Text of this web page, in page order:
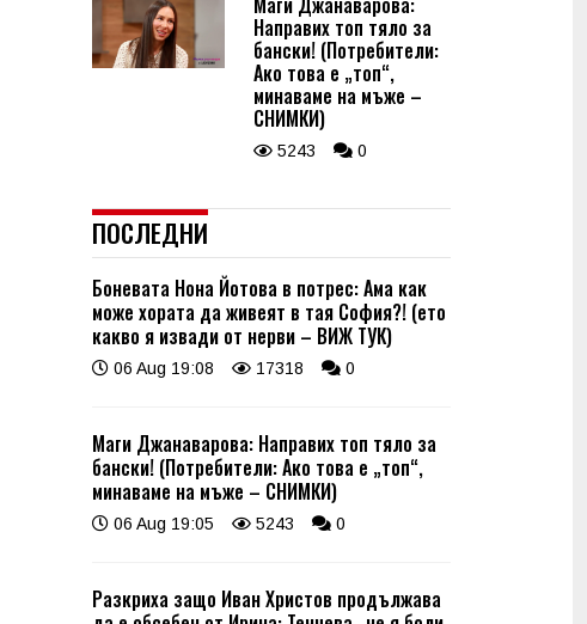
Направих топ тяло за
бански! (Потребители:
Ако това е „топ“,
минаваме на мъже –
СНИМКИ)
5243 0
ПОСЛЕДНИ
Боневата Нона Йотова в потрес: Ама как
може хората да живеят в тая София?! (ето
какво я извади от нерви – ВИЖ ТУК)
06 Aug 19:08 17318 0
Маги Джанаварова: Направих топ тяло за
бански! (Потребители: Ако това е „топ“,
минаваме на мъже – СНИМКИ)
06 Aug 19:05 5243 0
Разкриха защо Иван Христов продължава